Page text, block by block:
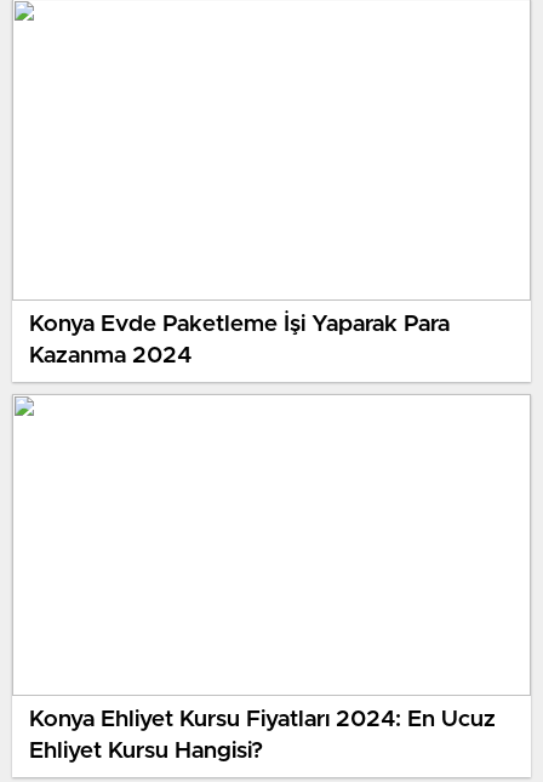
Konya Evde Paketleme İşi Yaparak Para
Kazanma 2024
Konya Ehliyet Kursu Fiyatları 2024: En Ucuz
Ehliyet Kursu Hangisi?